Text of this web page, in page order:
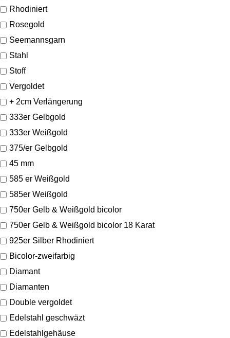
Rhodiniert
Rosegold
Seemannsgarn
Stahl
Stoff
Vergoldet
+ 2cm Verlängerung
333er Gelbgold
333er Weißgold
375/er Gelbgold
45 mm
585 er Weißgold
585er Weißgold
750er Gelb & Weißgold bicolor
750er Gelb & Weißgold bicolor 18 Karat
925er Silber Rhodiniert
Bicolor-zweifarbig
Diamant
Diamanten
Double vergoldet
Edelstahl geschwäzt
Edelstahlgehäuse